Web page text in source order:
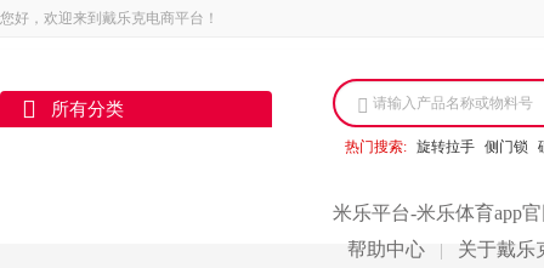
您好，欢迎来到戴乐克电商平台！
所有分类 请输入产品名称或物料号
热门搜索: 旋转拉手 侧门锁
米乐平台-米乐体育app
帮助中心
关于戴乐